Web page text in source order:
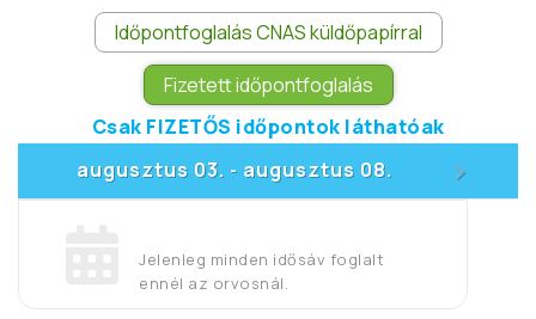
Időpontfoglalás CNAS küldőpapírral
Fizetett időpontfoglalás
Csak FIZETŐS időpontok láthatóak
augusztus 03. - augusztus 08. >
Jelenleg minden idősáv foglalt
ennél az orvosnál.